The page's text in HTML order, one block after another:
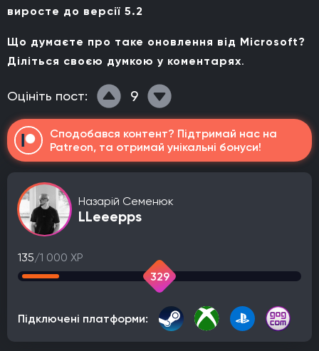
виросте до версії 5.2
Що думаєте про таке оновлення від Microsoft?
Діліться своєю думкою у коментарях.
Оцініть пост: 9
Сподобався контент? Підтримай нас на
Patreon, та отримай унікальні бонуси!
Назарій Семенюк
LLeeepps
135/1 000 XP
329
Підключені платформи: